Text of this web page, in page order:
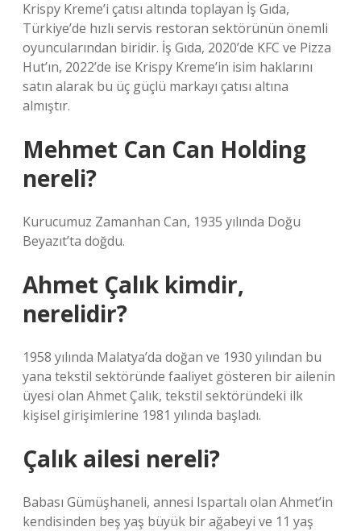
Krispy Kreme’i çatısı altında toplayan İş Gıda,
Türkiye’de hızlı servis restoran sektörünün önemli
oyuncularından biridir. İş Gıda, 2020’de KFC ve Pizza
Hut’ın, 2022’de ise Krispy Kreme’in isim haklarını
satın alarak bu üç güçlü markayı çatısı altına
almıştır.
Mehmet Can Can Holding
nereli?
Kurucumuz Zamanhan Can, 1935 yılında Doğu
Beyazıt’ta doğdu.
Ahmet Çalık kimdir,
nerelidir?
1958 yılında Malatya’da doğan ve 1930 yılından bu
yana tekstil sektöründe faaliyet gösteren bir ailenin
üyesi olan Ahmet Çalık, tekstil sektöründeki ilk
kişisel girişimlerine 1981 yılında başladı.
Çalık ailesi nereli?
Babası Gümüşhaneli, annesi Ispartalı olan Ahmet’in
kendisinden beş yaş büyük bir ağabeyi ve 11 yaş